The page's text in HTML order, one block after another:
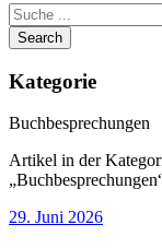
Kategorie
Buchbesprechungen
Artikel in der
29. Juni 2026